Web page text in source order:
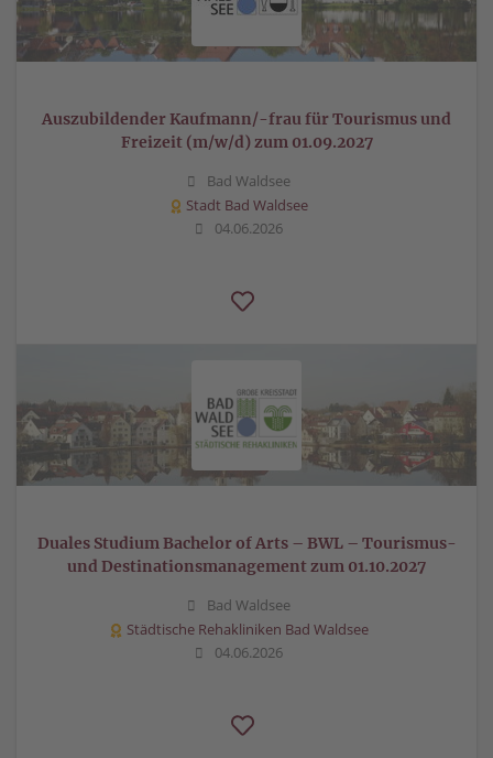
Auszubildender Kaufmann/-frau für Tourismus und
Freizeit (m/w/d) zum 01.09.2027
Bad Waldsee
Stadt Bad Waldsee
04.06.2026
Duales Studium Bachelor of Arts – BWL – Tourismus-
und Destinationsmanagement zum 01.10.2027
Bad Waldsee
Städtische Rehakliniken Bad Waldsee
04.06.2026